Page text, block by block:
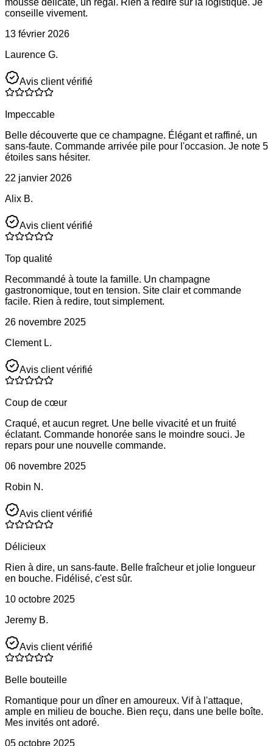
mousse délicate, un régal. Rien à redire sur la logistique. Je
conseille vivement.
13 février 2026
Laurence G.
Avis client vérifié
Impeccable
Belle découverte que ce champagne. Élégant et raffiné, un
sans-faute. Commande arrivée pile pour l'occasion. Je note 5
étoiles sans hésiter.
22 janvier 2026
Alix B.
Avis client vérifié
Top qualité
Recommandé à toute la famille. Un champagne
gastronomique, tout en tension. Site clair et commande
facile. Rien à redire, tout simplement.
26 novembre 2025
Clement L.
Avis client vérifié
Coup de cœur
Craqué, et aucun regret. Une belle vivacité et un fruité
éclatant. Commande honorée sans le moindre souci. Je
repars pour une nouvelle commande.
06 novembre 2025
Robin N.
Avis client vérifié
Délicieux
Rien à dire, un sans-faute. Belle fraîcheur et jolie longueur
en bouche. Fidélisé, c'est sûr.
10 octobre 2025
Jeremy B.
Avis client vérifié
Belle bouteille
Romantique pour un dîner en amoureux. Vif à l'attaque,
ample en milieu de bouche. Bien reçu, dans une belle boîte.
Mes invités ont adoré.
05 octobre 2025